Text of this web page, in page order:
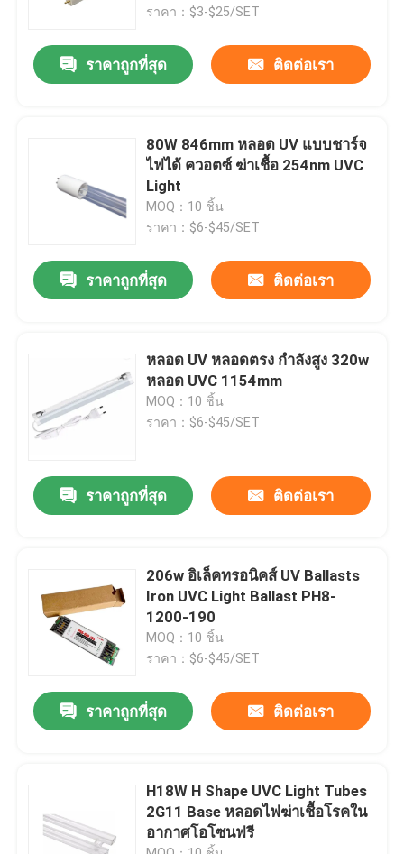
ทัวร์โรงงาน
ติดต่อเรา
ขอใบเสนอราคา
เครื่องนวดตัวที่บ้าน
แผ่นนวดหลัง
ราคา：$3-$25/SET
ราคาถูกที่สุด ติดต่อเรา
80W 846mm หลอด UV แบบชาร์จ
ไฟได้ ควอตซ์ ฆ่าเชื้อ 254nm UVC
Light
MOQ：10 ชิ้น
ราคา：$6-$45/SET
ราคาถูกที่สุด ติดต่อเรา
หลอด UV หลอดตรง กำลังสูง 320w
หลอด UVC 1154mm
MOQ：10 ชิ้น
ราคา：$6-$45/SET
ราคาถูกที่สุด ติดต่อเรา
206w อิเล็คทรอนิคส์ UV Ballasts
Iron UVC Light Ballast PH8-
1200-190
MOQ：10 ชิ้น
ราคา：$6-$45/SET
ราคาถูกที่สุด ติดต่อเรา
H18W H Shape UVC Light Tubes
2G11 Base หลอดไฟฆ่าเชื้อโรคใน
อากาศโอโซนฟรี